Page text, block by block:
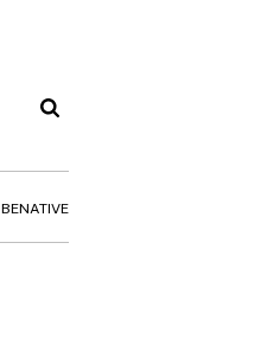
BENATIVE